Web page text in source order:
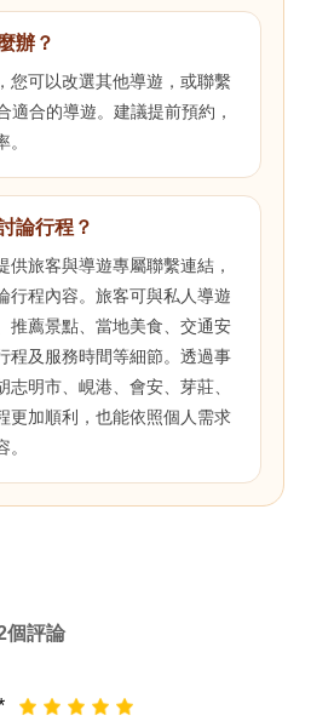
辦？
您可以改選其他導遊，或聯繫
適合的導遊。建議提前預約，
論行程？
供旅客與導遊專屬聯繫連結，
行程內容。旅客可與私人導遊
推薦景點、當地美食、交通安
程及服務時間等細節。透過事
志明市、峴港、會安、芽莊、
更加順利，也能依照個人需求
個評論